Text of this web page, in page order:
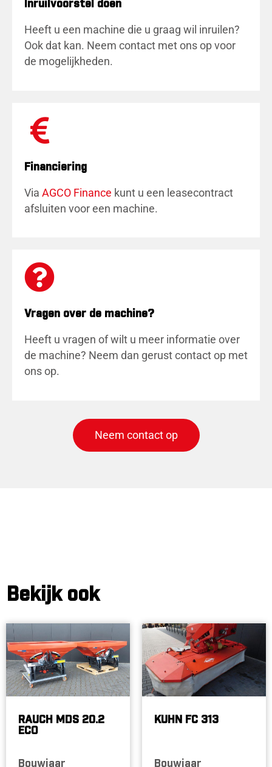
Inruilvoorstel doen
Heeft u een machine die u graag wil inruilen?
Ook dat kan. Neem contact met ons op voor
de mogelijkheden.
Financiering
Via AGCO Finance kunt u een leasecontract
afsluiten voor een machine.
Vragen over de machine?
Heeft u vragen of wilt u meer informatie over
de machine? Neem dan gerust contact op met
ons op.
Neem contact op
Bekijk ook
RAUCH MDS 20.2
ECO
Bouwjaar
KUHN FC 313
Bouwjaar